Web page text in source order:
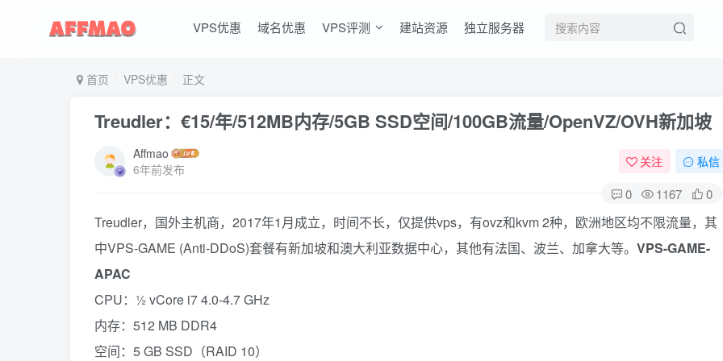
VPS优惠 域名优惠 VPS评测 建站资源 独立服务器
首页 VPS优惠 正文
Treudler：€15/年/512MB内存/5GB SSD空间/100GB流量/OpenVZ/OVH新加坡
Affmao
6年前发布
关注 私信
0 1167 0
Treudler，国外主机商，2017年1月成立，时间不长，仅提供vps，有ovz和kvm 2种，欧洲地区均不限流量，其
中VPS-GAME (Anti-DDoS)套餐有新加坡和澳大利亚数据中心，其他有法国、波兰、加拿大等。 VPS-GAME-
APAC
CPU：½ vCore i7 4.0-4.7 GHz
内存：512 MB DDR4
空间：5 GB SSD（RAID 10）